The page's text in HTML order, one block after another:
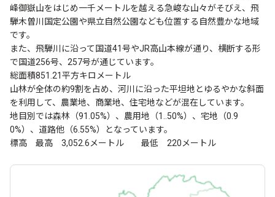
峰御嶽山をはじめ一千メートルを越える急峻な山々がそびえ、飛
騨木曽川国定公園や県立自然公園なども位置する自然豊かな地域
です。
また、飛騨川に沿って国道41号やJR高山本線が通り、横断する形
で国道256号、257号が通じています。
総面積851.21平方キロメートル
山林が全体の約9割を占め、河川に沿った平坦地とゆるやかな斜面
を利用して、農業地、商業地、住宅地などが混在しています。
地目別では森林（91.05%）、農用地（1..50%）、宅地（0.9
0%）、道路他（6.55%）となっています。
標高 最高 3,052.6メートル 最低 220メートル